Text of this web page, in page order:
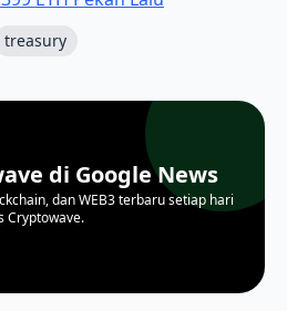
treasury
di Google News
dan WEB3 terbaru setiap hari
Cryptowave.